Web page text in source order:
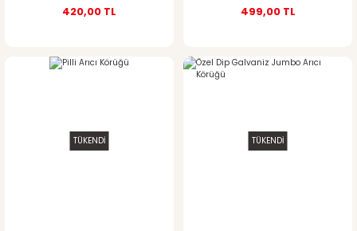
420,00 TL 499,00 TL
TÜKENDİ TÜKENDİ